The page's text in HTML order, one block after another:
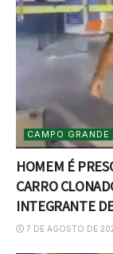
CAMPO GRANDE
HOMEM É
CARRO
INTEGRANTE
7 DE AGOSTO DE